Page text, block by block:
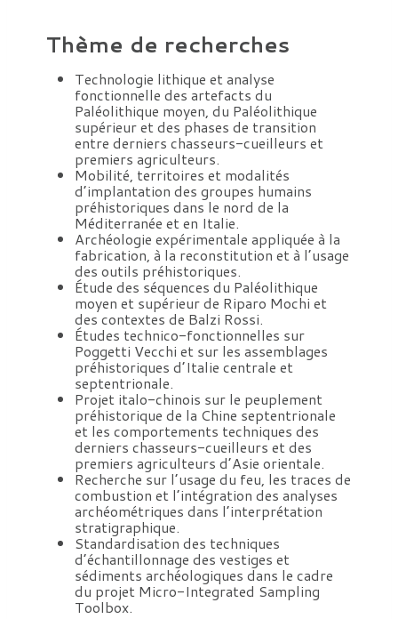
Thème de recherches
Technologie lithique et analyse
fonctionnelle des artefacts du
Paléolithique moyen, du Paléolithique
supérieur et des phases de transition
entre derniers chasseurs-cueilleurs et
premiers agriculteurs.
Mobilité, territoires et modalités
d’implantation des groupes humains
préhistoriques dans le nord de la
Méditerranée et en Italie.
Archéologie expérimentale appliquée à la
fabrication, à la reconstitution et à l’usage
des outils préhistoriques.
Étude des séquences du Paléolithique
moyen et supérieur de Riparo Mochi et
des contextes de Balzi Rossi.
Études technico-fonctionnelles sur
Poggetti Vecchi et sur les assemblages
préhistoriques d’Italie centrale et
septentrionale.
Projet italo-chinois sur le peuplement
préhistorique de la Chine septentrionale
et les comportements techniques des
derniers chasseurs-cueilleurs et des
premiers agriculteurs d’Asie orientale.
Recherche sur l’usage du feu, les traces de
combustion et l’intégration des analyses
archéométriques dans l’interprétation
stratigraphique.
Standardisation des techniques
d’échantillonnage des vestiges et
sédiments archéologiques dans le cadre
du projet Micro-Integrated Sampling
Toolbox.